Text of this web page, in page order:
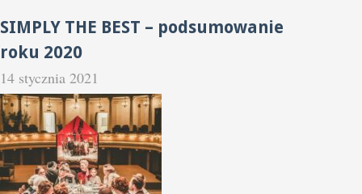
SIMPLY THE BEST – podsumowanie
roku 2020
14 stycznia 2021